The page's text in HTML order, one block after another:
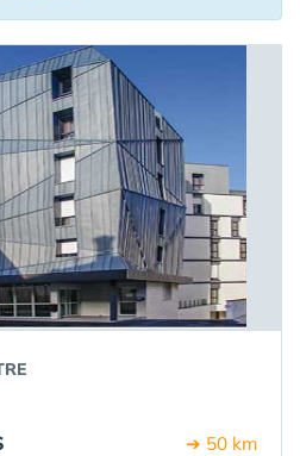
➔ 50 km